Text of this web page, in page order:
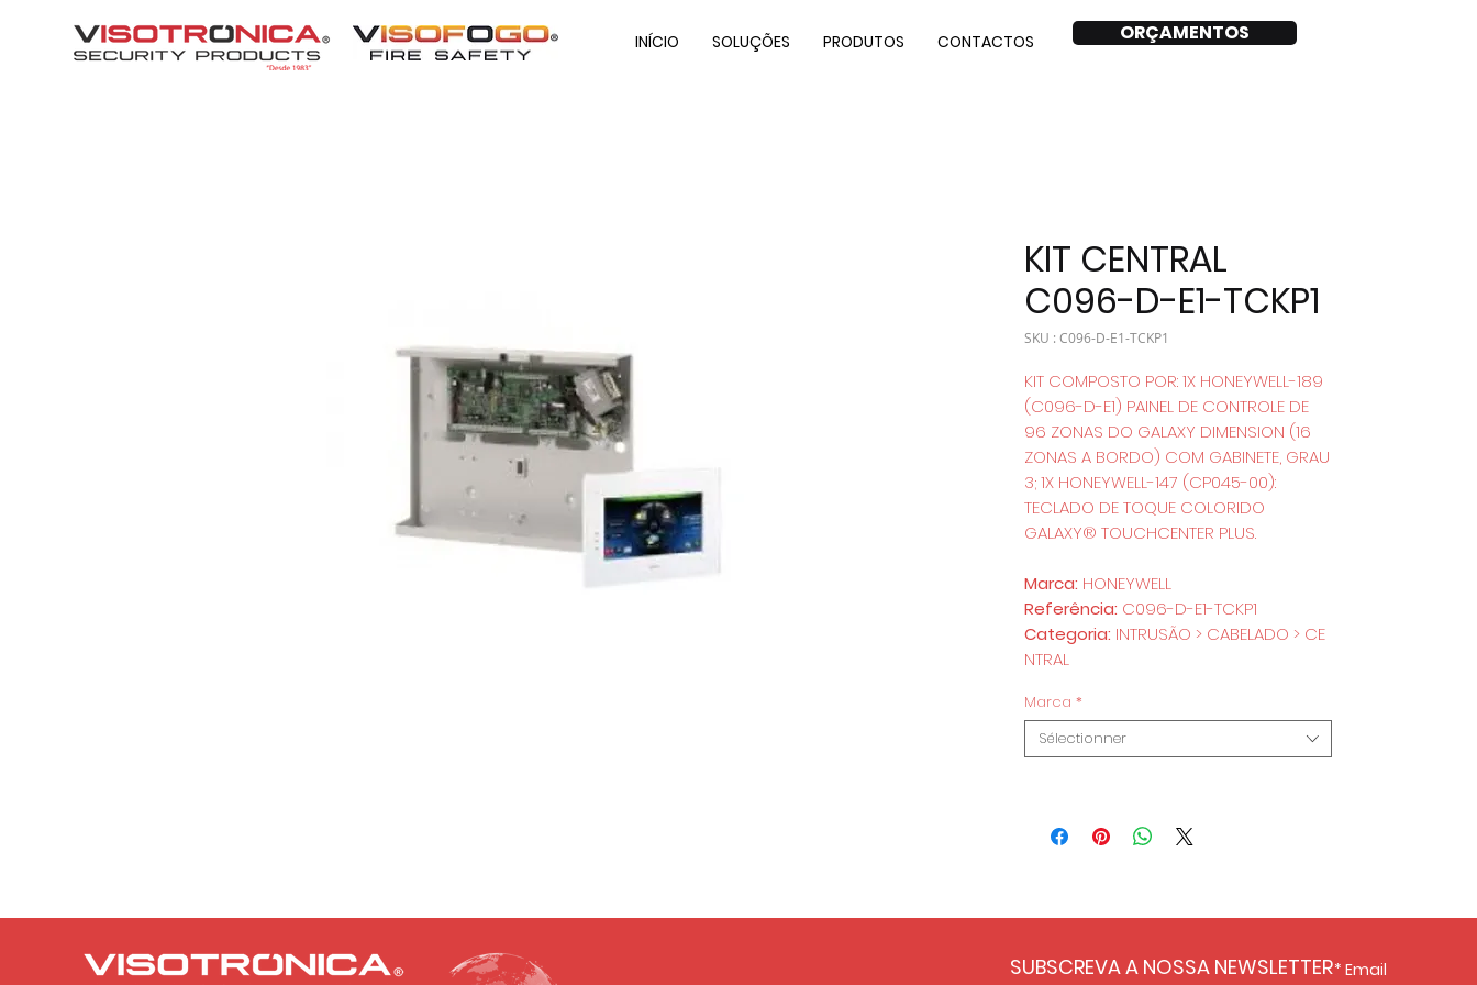
INÍCIO SOLUÇÕES PRODUTOS CONTACTOS ORÇAMENTOS
KIT CENTRAL
C096-D-E1-TCKP1
SKU : C096-D-E1-TCKP1
KIT COMPOSTO POR: 1X HONEYWELL-189
(C096-D-E1) PAINEL DE CONTROLE DE
96 ZONAS DO GALAXY DIMENSION (16
ZONAS A BORDO) COM GABINETE, GRAU
3; 1X HONEYWELL-147 (CP045-00):
TECLADO DE TOQUE COLORIDO
GALAXY® TOUCHCENTER PLUS.
Marca: HONEYWELL
Referência: C096-D-E1-TCKP1
Categoria: INTRUSÃO > CABELADO > CE
NTRAL
Marca *
Sélectionner
SUBSCREVA A NOSSA NEWSLETTER Email